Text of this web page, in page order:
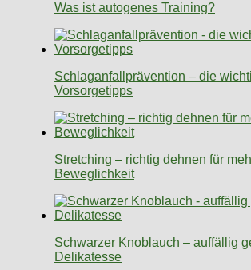
Was ist autogenes Training?
Schlaganfallprävention – die
Vorsorgetipps
Stretching – richtig dehnen für
Beweglichkeit
Schwarzer Knoblauch – auffällig
Delikatesse